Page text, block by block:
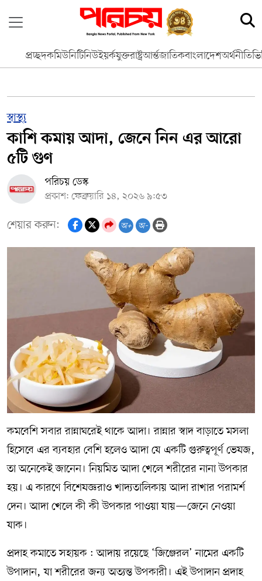
প্রচ্ছদকমিউনিটিনিউইয়র্কযুক্তরাষ্ট্রআর্ন্তজাতিকবাংলাদেশঅর্থনীতি
স্বাস্থ্য
কাশি কমায় আদা, জেনে নিন এর আরো
৫টি গুণ
পরিচয় ডেস্ক
প্রকাশ: ফেব্রুয়ারি ১৪, ২০২৬ ৯:৫৩
শেয়ার করুন: অ+ অ-
কমবেশি সবার রান্নাঘরেই থাকে আদা। রান্নার স্বাদ বাড়াতে মসলা
হিসেবে এর ব্যবহার বেশি হলেও আদা যে একটি গুরুত্বপূর্ণ ভেষজ,
তা অনেকেই জানেন। নিয়মিত আদা খেলে শরীরের নানা উপকার
হয়। এ কারণে বিশেষজ্ঞরাও খাদ্যতালিকায় আদা রাখার পরামর্শ
দেন। আদা খেলে কী কী উপকার পাওয়া যায়—জেনে নেওয়া
যাক।
প্রদাহ কমাতে সহায়ক : আদায় রয়েছে ‘জিঞ্জেরল’ নামের একটি
উপাদান, যা শরীরের জন্য অত্যন্ত উপকারী। এই উপাদান প্রদাহ